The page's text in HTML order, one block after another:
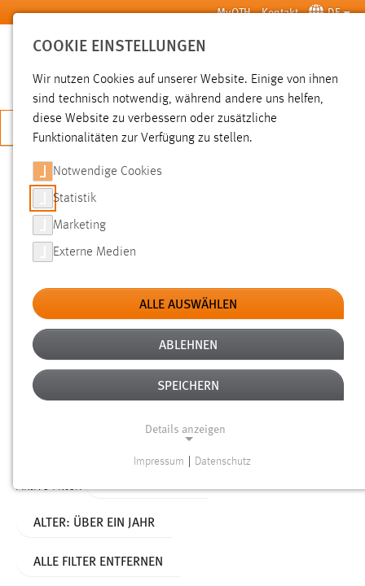
Zum Hauptinhalt springen MyOTH Kontakt DE
SUCHE
JETZT BEWERBEN
SUCHE
FILTER
Typ
Erstellungsdatum
Alter
Aktive Filter:
ALTER: ÜBER EIN JAHR
ALLE FILTER ENTFERNEN
COOKIE EINSTELLUNGEN
Wir nutzen Cookies auf unserer Website. Einige von ihnen
sind technisch notwendig, während andere uns helfen,
diese Website zu verbessern oder zusätzliche
Funktionalitäten zur Verfügung zu stellen.
Notwendige Cookies
Statistik
Marketing
Externe Medien
ALLE AUSWÄHLEN
ABLEHNEN
SPEICHERN
Details anzeigen
Funktionen und sind für die einwandfreie Funktion der
Impressum Datenschutz